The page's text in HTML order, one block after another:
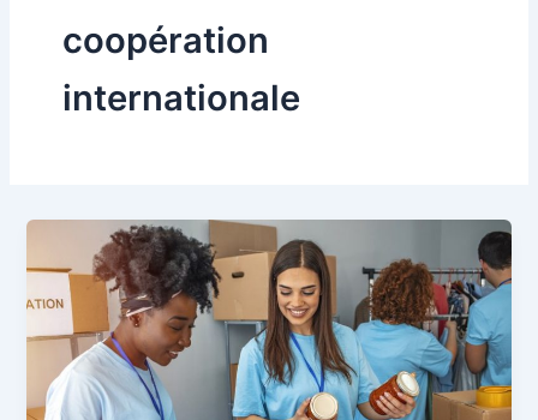
coopération
internationale